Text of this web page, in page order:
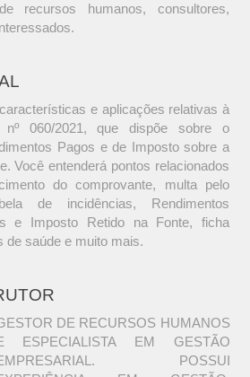
recursos humanos, consultores,
e aplicações relativas à
nº 060/2021, que dispõe sobre o
Pagos e de Imposto sobre a
Você entenderá pontos relacionados
do comprovante, multa pelo
de incidências, Rendimentos
e Imposto Retido na Fonte, ficha
de saúde e muito mais.
DE RECURSOS HUMANOS
ESPECIALISTA EM GESTÃO
POSSUI